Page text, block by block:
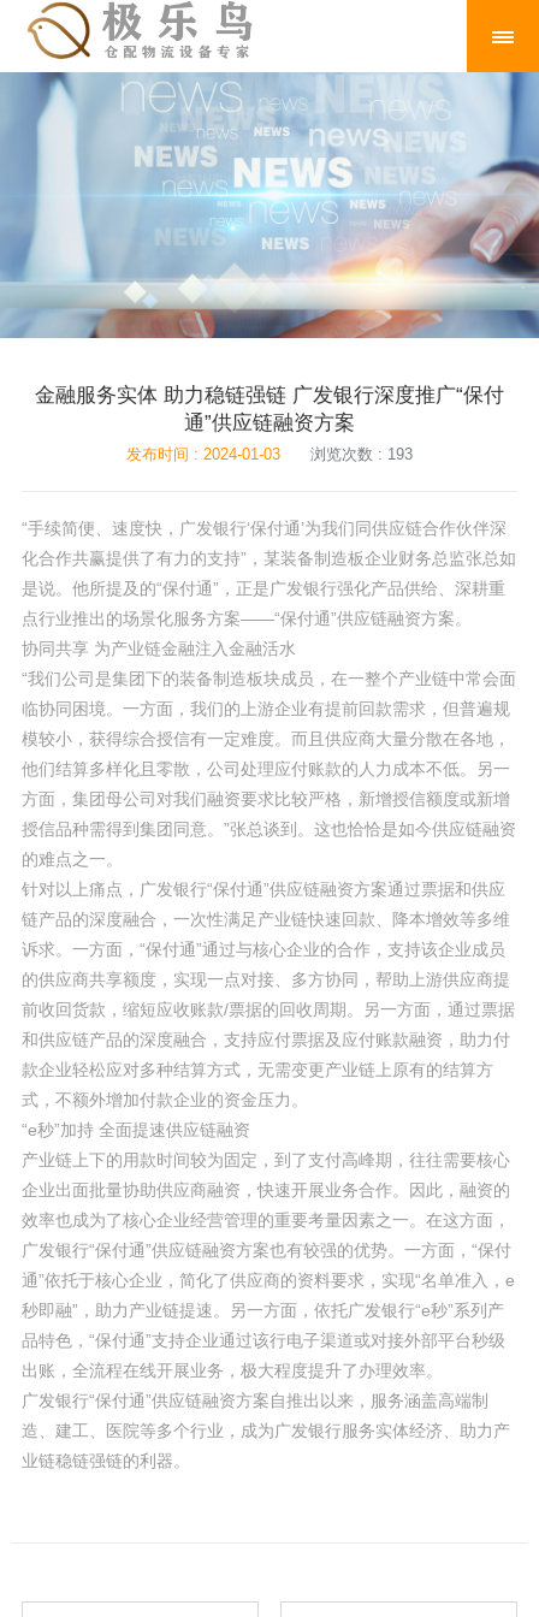
金融服务实体 助力稳链强链 广发银行深度推广“保付
通”供应链融资方案
发布时间 : 2024-01-03 浏览次数 : 193
“手续简便、速度快，广发银行‘保付通’为我们同供应链合作伙伴深
化合作共赢提供了有力的支持”，某装备制造板企业财务总监张总如
是说。他所提及的“保付通”，正是广发银行强化产品供给、深耕重
点行业推出的场景化服务方案——“保付通”供应链融资方案。
协同共享 为产业链金融注入金融活水
“我们公司是集团下的装备制造板块成员，在一整个产业链中常会面
临协同困境。一方面，我们的上游企业有提前回款需求，但普遍规
模较小，获得综合授信有一定难度。而且供应商大量分散在各地，
他们结算多样化且零散，公司处理应付账款的人力成本不低。另一
方面，集团母公司对我们融资要求比较严格，新增授信额度或新增
授信品种需得到集团同意。”张总谈到。这也恰恰是如今供应链融资
的难点之一。
针对以上痛点，广发银行“保付通”供应链融资方案通过票据和供应
链产品的深度融合，一次性满足产业链快速回款、降本增效等多维
诉求。一方面，“保付通”通过与核心企业的合作，支持该企业成员
的供应商共享额度，实现一点对接、多方协同，帮助上游供应商提
前收回货款，缩短应收账款/票据的回收周期。另一方面，通过票据
和供应链产品的深度融合，支持应付票据及应付账款融资，助力付
款企业轻松应对多种结算方式，无需变更产业链上原有的结算方
式，不额外增加付款企业的资金压力。
“e秒”加持 全面提速供应链融资
产业链上下的用款时间较为固定，到了支付高峰期，往往需要核心
企业出面批量协助供应商融资，快速开展业务合作。因此，融资的
效率也成为了核心企业经营管理的重要考量因素之一。在这方面，
广发银行“保付通”供应链融资方案也有较强的优势。一方面，“保付
通”依托于核心企业，简化了供应商的资料要求，实现“名单准入，e
秒即融”，助力产业链提速。另一方面，依托广发银行“e秒”系列产
品特色，“保付通”支持企业通过该行电子渠道或对接外部平台秒级
出账，全流程在线开展业务，极大程度提升了办理效率。
广发银行“保付通”供应链融资方案自推出以来，服务涵盖高端制
造、建工、医院等多个行业，成为广发银行服务实体经济、助力产
业链稳链强链的利器。